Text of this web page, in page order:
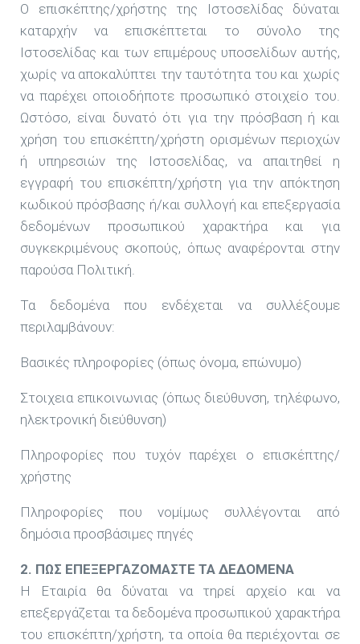
Ο επισκέπτης/χρήστης της Ιστοσελίδας δύναται
καταρχήν να επισκέπτεται το σύνολο της
Ιστοσελίδας και των επιμέρους υποσελίδων αυτής,
χωρίς να αποκαλύπτει την ταυτότητα του και χωρίς
να παρέχει οποιοδήποτε προσωπικό στοιχείο του.
Ωστόσο, είναι δυνατό ότι για την πρόσβαση ή και
χρήση του επισκέπτη/χρήστη ορισμένων περιοχών
ή υπηρεσιών της Ιστοσελίδας, να απαιτηθεί η
εγγραφή του επισκέπτη/χρήστη για την απόκτηση
κωδικού πρόσβασης ή/και συλλογή και επεξεργασία
δεδομένων προσωπικού χαρακτήρα και για
συγκεκριμένους σκοπούς, όπως αναφέρονται στην
παρούσα Πολιτική.
Τα δεδομένα που ενδέχεται να συλλέξουμε
περιλαμβάνουν:
Βασικές πληροφορίες (όπως όνομα, επώνυμο)
Στοιχεια επικοινωνιας (όπως διεύθυνση, τηλέφωνο,
ηλεκτρονική διεύθυνση)
Πληροφορίες που τυχόν παρέχει ο επισκέπτης/
χρήστης
Πληροφορίες που νομίμως συλλέγονται από
δημόσια προσβάσιμες πηγές
2. ΠΩΣ ΕΠΕΞΕΡΓΑΖΟΜΑΣΤΕ ΤΑ ΔΕΔΟΜΕΝΑ
Η Εταιρία θα δύναται να τηρεί αρχείο και να
επεξεργάζεται τα δεδομένα προσωπικού χαρακτήρα
του επισκέπτη/χρήστη, τα οποία θα περιέχονται σε